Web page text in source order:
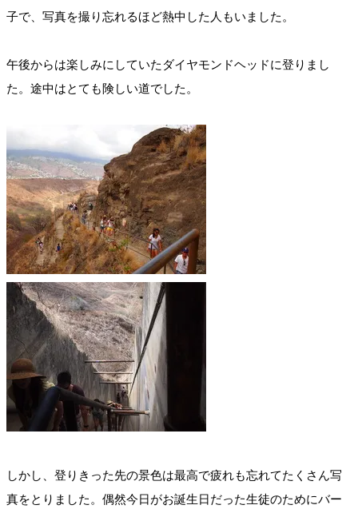
子で、写真を撮り忘れるほど熱中した人もいました。
午後からは楽しみにしていたダイヤモンドヘッドに登りまし
た。途中はとても険しい道でした。
しかし、登りきった先の景色は最高で疲れも忘れてたくさん写
真をとりました。偶然今日がお誕生日だった生徒のためにバー